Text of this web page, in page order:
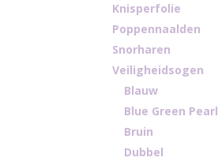
Knisperfolie
Poppennaalden
Snorharen
Veiligheidsogen
Blauw
Blue Green Pearl
Bruin
Dubbel